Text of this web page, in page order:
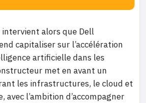
alors que Dell
capitaliser sur l’accélération
artificielle dans les
met en avant un
les infrastructures, le cloud et
avec l’ambition d’accompagner